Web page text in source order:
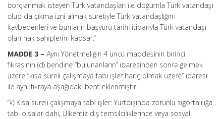
borçlanmak isteyen Türk vatandaşları ile doğumla Türk vatandaşı
olup da çıkma izni almak suretiyle Türk vatandaşlığını
kaybedenleri ve bunların başvuru tarihi itibarıyla Türk vatandaşı
olan hak sahiplerini kapsar.”
MADDE 3 – Aynı Yönetmeliğin 4 üncü maddesinin birinci
fıkrasının (d) bendine “bulunanların” ibaresinden sonra gelmek
üzere “kısa süreli çalışmaya tabi işler hariç olmak üzere” ibaresi
ile aynı fıkraya aşağıdaki bent eklenmiştir.
“k) Kısa süreli çalışmaya tabi işler: Yurtdışında zorunlu sigortalılığa
tabi olsalar dahi, Ülkemiz dış temsilciliklerince veya sosyal